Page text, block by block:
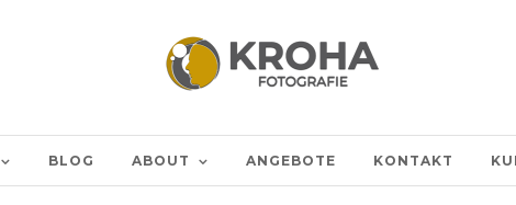
BLOG ABOUT ANGEBOTE KONTAKT